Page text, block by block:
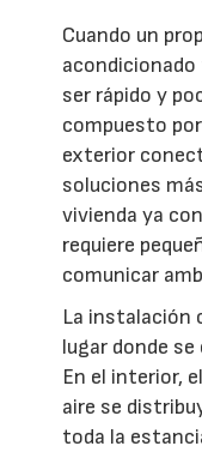
Cuando un
ser rápido y
compuesto
exterior
soluciones
vivienda ya
requiere
comunicar
La instalación
lugar donde
En el interior,
aire se
toda la